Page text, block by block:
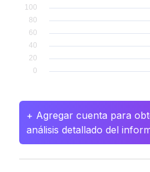
+ Agregar cuenta para
análisis detallado del